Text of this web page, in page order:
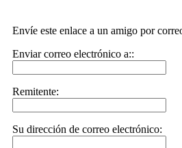
Envíe este enlace a un amigo por
Enviar correo electrónico a::
Remitente:
Su dirección de correo electrónico: